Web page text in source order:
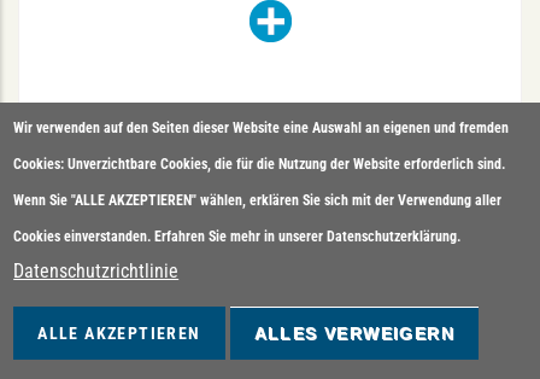
NORD APOTHEKE
NORD APOTHEKE
Mo - Fr: 8-18.30
Sa: 9- 13
Tel. : (0251) 293311
Wir verwenden auf den Seiten dieser Website eine Auswahl an eigenen und fremden
Cookies: Unverzichtbare Cookies, die für die Nutzung der Website erforderlich sind.
Wenn Sie "ALLE AKZEPTIEREN" wählen, erklären Sie sich mit der Verwendung aller
Cookies einverstanden. Erfahren Sie mehr in unserer Datenschutzerklärung.
Datenschutzrichtlinie
ALLE AKZEPTIEREN ALLES VERWEIGERN